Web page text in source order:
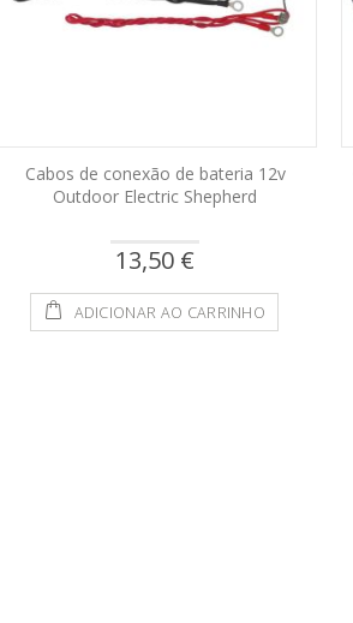
Cabos de conexão de bateria 12v
Outdoor Electric Shepherd
13,50 €
ADICIONAR AO CARRINHO